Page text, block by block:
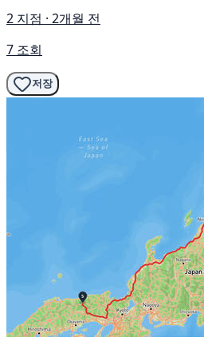
2 지점 · 2개월 전
7 조회
저장